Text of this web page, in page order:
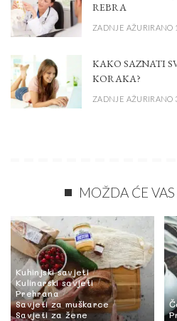
REBRA
ZADNJE AŽURIRANO
KAKO SAZNATI
KORAKA?
ZADNJE AŽURIRANO
MOŽDA ĆE
Kuhinjski savjeti
Kulinarski savjeti
Prehrana
Savjeti za muškarce
Savjeti za žene